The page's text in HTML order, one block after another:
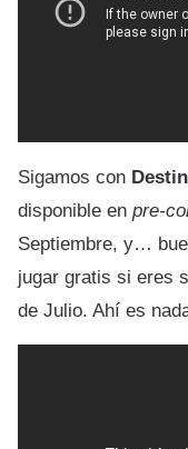
Sigamos con
disponible en pre-
Septiembre, y…
jugar gratis si eres
de Julio. Ahí es